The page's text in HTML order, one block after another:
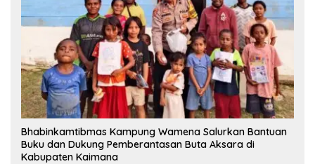
Bhabinkamtibmas Kampung Wamena Salurkan Bantuan
Buku dan Dukung Pemberantasan Buta Aksara di
Kabupaten Kaimana